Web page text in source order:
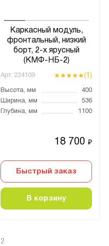
Каркасный модуль,
фронтальный, низкий
борт, 2-х ярусный
(КМФ-НБ-2)
Арт. 224109 (1)
Высота, мм
400
Ширина, мм
536
Глубина, мм
1100
18 700₽
Быстрый заказ
В корзину
2